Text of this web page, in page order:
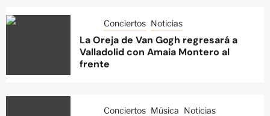
Conciertos Noticias
La Oreja de Van Gogh regresará a
Valladolid con Amaia Montero al
frente
Conciertos Música Noticias